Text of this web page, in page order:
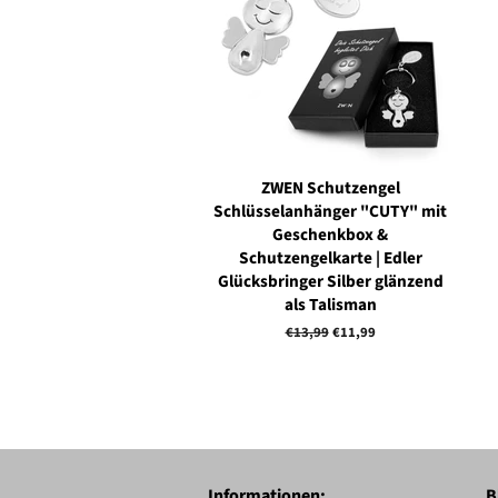
ZWEN Schutzengel
Schlüsselanhänger "CUTY" mit
Geschenkbox &
Schutzengelkarte | Edler
Glücksbringer Silber glänzend
als Talisman
Normaler
€13,99Sonderpreis
€11,99